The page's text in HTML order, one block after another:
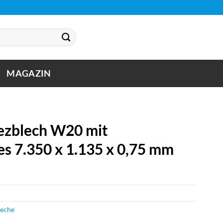
MAGAZIN
W20 mit
7.350 x 1.135 x 0,75 mm